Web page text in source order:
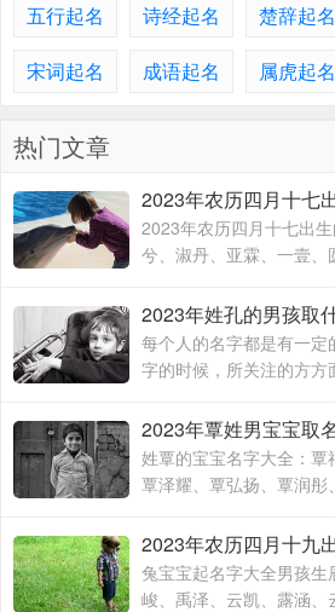
五行起名
诗经起名 楚辞起名
宋词起名
成语起名 属虎起名
热门文章
2023年农历四月十七出
兮、淑丹、亚霖、一壹、
卉、冰馨、伶瑶、青霖
佑、书玮、彤晴、禾木
每个人的名字都是有一定
字的时候，所关注的方
时候就算是同名同姓的
也是有所不同的，这主要
和要求
姓覃的宝宝名字大全：覃
覃泽耀、覃弘扬、覃润
坤、覃玉阳、覃宗宝、
覃瑞源、覃吉米、覃熙
兔宝宝起名字大全男孩生
峻、禹泽、云凯、露涵、